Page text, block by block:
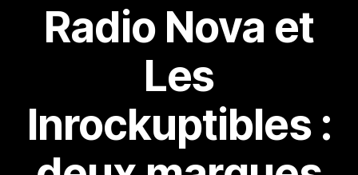
Radio Nova et
Les
Inrockuptibles :